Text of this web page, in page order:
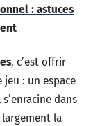
: astuces
, c’est offrir
: un espace
dans
largement la